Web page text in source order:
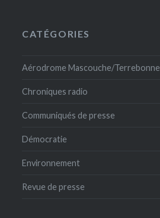
CATÉGORIES
Aérodrome Mascouche/Terrebonne
Chroniques radio
Communiqués de presse
Démocratie
Environnement
Revue de presse